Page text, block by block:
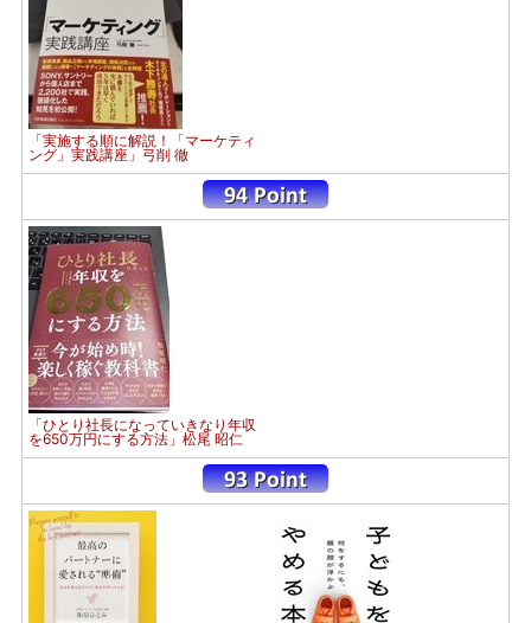
「実施する順に解説！「マーケティ
ング」実践講座」弓削 徹
「ひとり社長になっていきなり年収
を650万円にする方法」松尾 昭仁